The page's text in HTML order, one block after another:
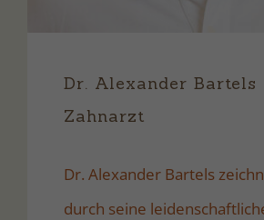
Dr. Alexander Bartels
Zahnarzt
Dr. Alexander Bartels
durch seine